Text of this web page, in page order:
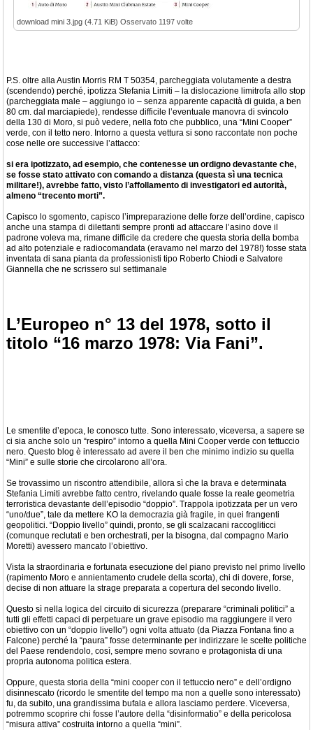
download mini 3.jpg (4.71 KiB) Osservato 1197 volte
P.S. oltre alla Austin Morris RM T 50354, parcheggiata volutamente a destra
(scendendo) perché, ipotizza Stefania Limiti – la dislocazione limitrofa allo stop
(parcheggiata male – aggiungo io – senza apparente capacità di guida, a ben
80 cm. dal marciapiede), rendesse difficile l’eventuale manovra di svincolo
della 130 di Moro, si può vedere, nella foto che pubblico, una “Mini Cooper”
verde, con il tetto nero. Intorno a questa vettura si sono raccontate non poche
cose nelle ore successive l’attacco:
si era ipotizzato, ad esempio, che contenesse un ordigno devastante che,
se fosse stato attivato con comando a distanza (questa sì una tecnica
militare!), avrebbe fatto, visto l’affollamento di investigatori ed autorità,
almeno “trecento morti”.
Capisco lo sgomento, capisco l’impreparazione delle forze dell’ordine, capisco
anche una stampa di dilettanti sempre pronti ad attaccare l’asino dove il
padrone voleva ma, rimane difficile da credere che questa storia della bomba
ad alto potenziale e radiocomandata (eravamo nel marzo del 1978!) fosse stata
inventata di sana pianta da professionisti tipo Roberto Chiodi e Salvatore
Giannella che ne scrissero sul settimanale
L’Europeo n° 13 del 1978, sotto il
titolo “16 marzo 1978: Via Fani”.
Le smentite d’epoca, le conosco tutte. Sono interessato, viceversa, a sapere se
ci sia anche solo un “respiro” intorno a quella Mini Cooper verde con tettuccio
nero. Questo blog è interessato ad avere il ben che minimo indizio su quella
“Mini” e sulle storie che circolarono all’ora.
Se trovassimo un riscontro attendibile, allora sì che la brava e determinata
Stefania Limiti avrebbe fatto centro, rivelando quale fosse la reale geometria
terroristica devastante dell’episodio “doppio”. Trappola ipotizzata per un vero
“uno/due”, tale da mettere KO la democrazia già fragile, in quei frangenti
geopolitici. “Doppio livello” quindi, pronto, se gli scalzacani raccogliticci
(comunque reclutati e ben orchestrati, per la bisogna, dal compagno Mario
Moretti) avessero mancato l’obiettivo.
Vista la straordinaria e fortunata esecuzione del piano previsto nel primo livello
(rapimento Moro e annientamento crudele della scorta), chi di dovere, forse,
decise di non attuare la strage preparata a copertura del secondo livello.
Questo sì nella logica del circuito di sicurezza (preparare “criminali politici” a
tutti gli effetti capaci di perpetuare un grave episodio ma raggiungere il vero
obiettivo con un “doppio livello”) ogni volta attuato (da Piazza Fontana fino a
Falcone) perché la “paura” fosse determinante per indirizzare le scelte politiche
del Paese rendendolo, così, sempre meno sovrano e protagonista di una
propria autonoma politica estera.
Oppure, questa storia della “mini cooper con il tettuccio nero” e dell’ordigno
disinnescato (ricordo le smentite del tempo ma non a quelle sono interessato)
fu, da subito, una grandissima bufala e allora lasciamo perdere. Viceversa,
potremmo scoprire chi fosse l’autore della “disinformatio” e della pericolosa
“misura attiva” costruita intorno a quella “mini”.